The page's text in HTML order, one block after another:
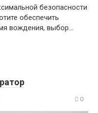
безопасности
обеспечить
вождения, выбор…
0